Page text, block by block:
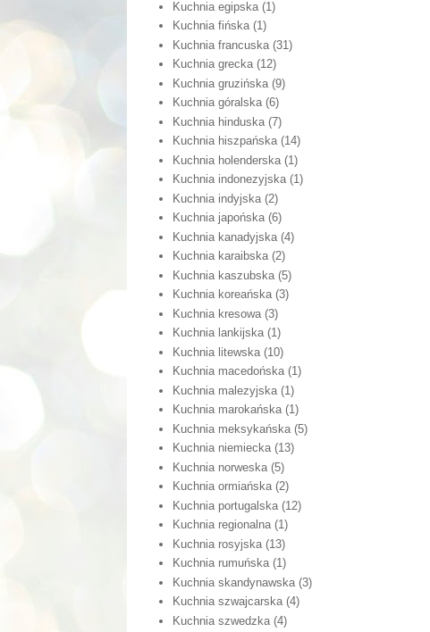
Kuchnia egipska (1)
Kuchnia fińska (1)
Kuchnia francuska (31)
Kuchnia grecka (12)
Kuchnia gruzińska (9)
Kuchnia góralska (6)
Kuchnia hinduska (7)
Kuchnia hiszpańska (14)
Kuchnia holenderska (1)
Kuchnia indonezyjska (1)
Kuchnia indyjska (2)
Kuchnia japońska (6)
Kuchnia kanadyjska (4)
Kuchnia karaibska (2)
Kuchnia kaszubska (5)
Kuchnia koreańska (3)
Kuchnia kresowa (3)
Kuchnia lankijska (1)
Kuchnia litewska (10)
Kuchnia macedońska (1)
Kuchnia malezyjska (1)
Kuchnia marokańska (1)
Kuchnia meksykańska (5)
Kuchnia niemiecka (13)
Kuchnia norweska (5)
Kuchnia ormiańska (2)
Kuchnia portugalska (12)
Kuchnia regionalna (1)
Kuchnia rosyjska (13)
Kuchnia rumuńska (1)
Kuchnia skandynawska (3)
Kuchnia szwajcarska (4)
Kuchnia szwedzka (4)